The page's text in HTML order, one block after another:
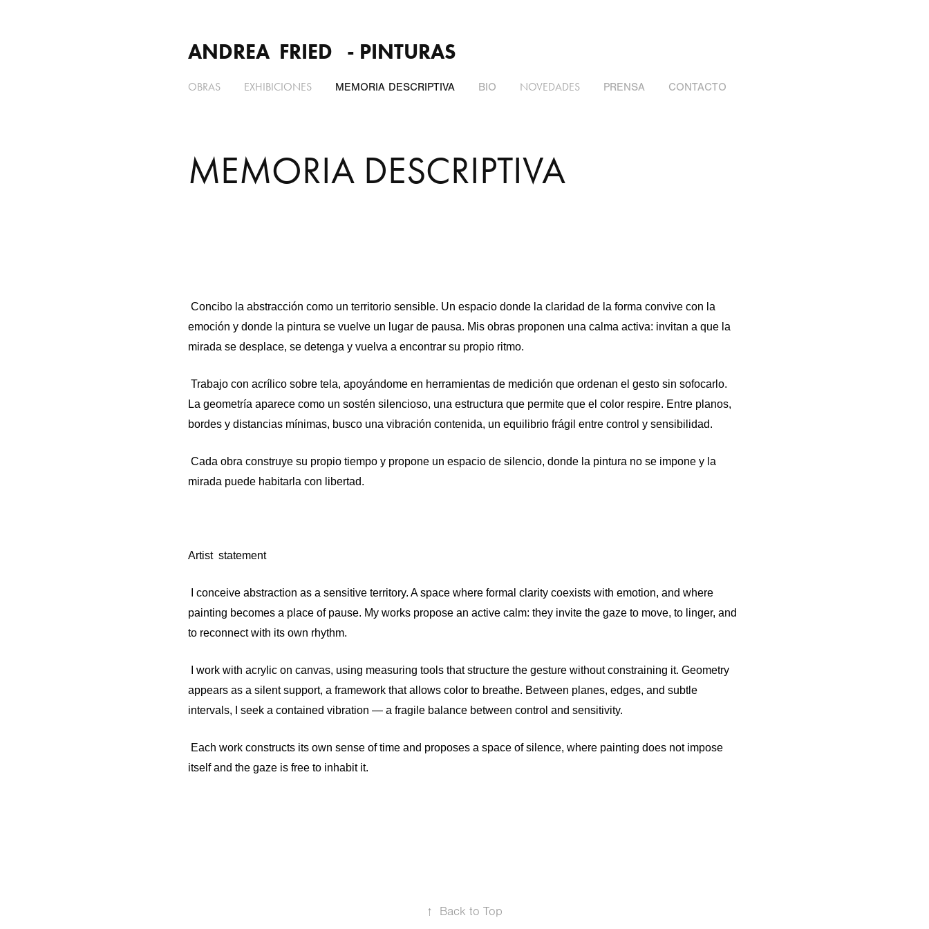
ANDREA  FRIED   - PINTURAS
OBRAS EXHIBICIONES MEMORIA DESCRIPTIVA BIO NOVEDADES PRENSA CONTACTO
MEMORIA DESCRIPTIVA
Concibo la abstracción como un territorio sensible. Un espacio donde la claridad de la forma convive con la
emoción y donde la pintura se vuelve un lugar de pausa. Mis obras proponen una calma activa: invitan a que la
mirada se desplace, se detenga y vuelva a encontrar su propio ritmo.
Trabajo con acrílico sobre tela, apoyándome en herramientas de medición que ordenan el gesto sin sofocarlo.
La geometría aparece como un sostén silencioso, una estructura que permite que el color respire. Entre planos,
bordes y distancias mínimas, busco una vibración contenida, un equilibrio frágil entre control y sensibilidad.
Cada obra construye su propio tiempo y propone un espacio de silencio, donde la pintura no se impone y la
mirada puede habitarla con libertad.
Artist statement
I conceive abstraction as a sensitive territory. A space where formal clarity coexists with emotion, and where
painting becomes a place of pause. My works propose an active calm: they invite the gaze to move, to linger, and
to reconnect with its own rhythm.
I work with acrylic on canvas, using measuring tools that structure the gesture without constraining it. Geometry
appears as a silent support, a framework that allows color to breathe. Between planes, edges, and subtle
intervals, I seek a contained vibration — a fragile balance between control and sensitivity.
Each work constructs its own sense of time and proposes a space of silence, where painting does not impose
itself and the gaze is free to inhabit it.
↑ Back to Top